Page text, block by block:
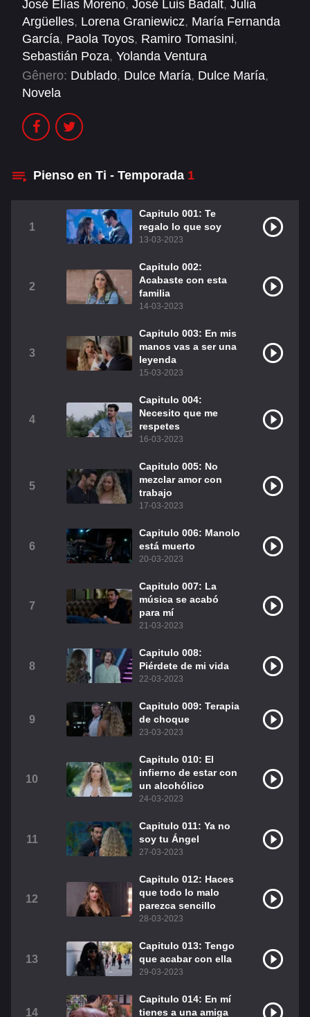
RBD
SHOWS
Christian Chavéz
Dulce María
RBD
Alfonso Herrera Anahí
Dulce María Maite Perroni
LEGENDADO
Christian Chavez Christopher Von Uckermann
Maite Perroni
Como Assistir Legendado
José Elías Moreno, José Luis Badalt, Julia
Argüelles, Lorena Graniewicz, María Fernanda
García, Paola Toyos, Ramiro Tomasini,
Sebastián Poza, Yolanda Ventura
Gênero: Dublado, Dulce María, Dulce María,
Novela
Pienso en Ti - Temporada 1
1
Capitulo 001: Te
regalo lo que soy
13-03-2023
2
Capitulo 002:
Acabaste con esta
familia
14-03-2023
3
Capitulo 003: En mis
manos vas a ser una
leyenda
15-03-2023
4
Capitulo 004:
Necesito que me
respetes
16-03-2023
5
Capitulo 005: No
mezclar amor con
trabajo
17-03-2023
6
Capitulo 006: Manolo
está muerto
20-03-2023
7
Capitulo 007: La
música se acabó
para mí
21-03-2023
8
Capitulo 008:
Piérdete de mi vida
22-03-2023
9
Capitulo 009: Terapia
de choque
23-03-2023
10
Capitulo 010: El
infierno de estar con
un alcohólico
24-03-2023
11
Capitulo 011: Ya no
soy tu Ángel
27-03-2023
12
Capitulo 012: Haces
que todo lo malo
parezca sencillo
28-03-2023
13
Capitulo 013: Tengo
que acabar con ella
29-03-2023
14
Capitulo 014: En mí
tienes a una amiga